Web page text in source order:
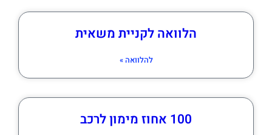
הלוואה לקניית משאית
להלוואה »
100 אחוז מימון לרכב